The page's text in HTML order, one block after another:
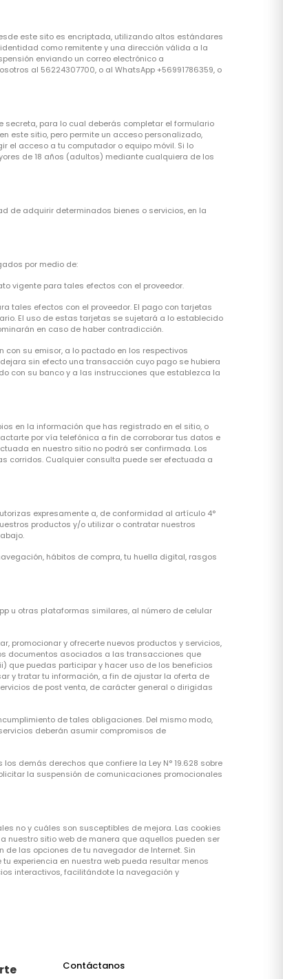
este sito es encriptada, utilizando altos estándares
como remitente y una dirección válida a la
enviando un correo electrónico a
al 56224307700, o al WhatsApp +56991786359, o
para lo cual deberás completar el formulario
este sitio, pero permite un acceso personalizado,
el acceso a tu computador o equipo móvil. Si lo
de 18 años (adultos) mediante cualquiera de los
de adquirir determinados bienes o servicios, en la
por medio de:
vigente para tales efectos con el proveedor.
tales efectos con el proveedor. El pago con tarjetas
El uso de estas tarjetas se sujetará a lo establecido
en caso de haber contradicción.
su emisor, a lo pactado en los respectivos
sin efecto una transacción cuyo pago se hubiera
con su banco y a las instrucciones que establezca la
en la información que has registrado en el sitio, o
por vía telefónica a fin de corroborar tus datos e
en nuestro sitio no podrá ser confirmada. Los
corridos. Cualquier consulta puede ser efectuada a
expresamente a, de conformidad al artículo 4°
productos y/o utilizar o contratar nuestros
hábitos de compra, tu huella digital, rasgos
u otras plataformas similares, al número de celular
promocionar y ofrecerte nuevos productos y servicios,
documentos asociados a las transacciones que
que puedas participar y hacer uso de los beneficios
y tratar tu información, a fin de ajustar la oferta de
de post venta, de carácter general o dirigidas
de tales obligaciones. Del mismo modo,
deberán asumir compromisos de
demás derechos que confiere la Ley N° 19.628 sobre
la suspensión de comunicaciones promocionales
no y cuáles son susceptibles de mejora. Las cookies
nuestro sitio web de manera que aquellos pueden ser
las opciones de tu navegador de Internet. Sin
experiencia en nuestra web pueda resultar menos
interactivos, facilitándote la navegación y
Contáctanos